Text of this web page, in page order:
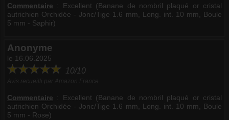
Commentaire : Excellent (Banane de nombril plaqué or cristal
autrichien Orchidée - Jonc/Tige 1.6 mm, Long. int. 10 mm, Boule
5 mm - Saphir)
Anonyme
le 16.06.2025
10/10
Commentaire : Excellent (Banane de nombril plaqué or cristal
autrichien Orchidée - Jonc/Tige 1.6 mm, Long. int. 10 mm, Boule
5 mm - Rose)